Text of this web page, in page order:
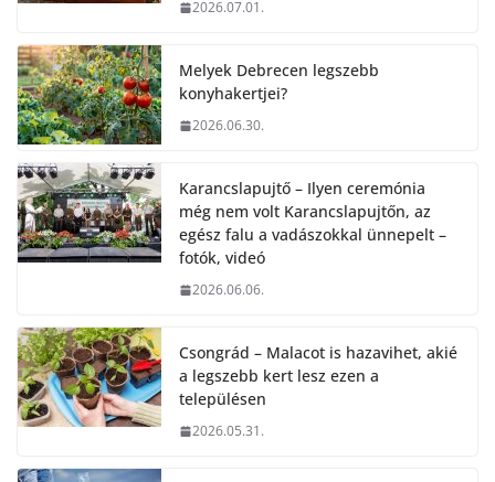
2026.07.01.
Melyek Debrecen legszebb
konyhakertjei?
2026.06.30.
Karancslapujtő – Ilyen ceremónia
még nem volt Karancslapujtőn, az
egész falu a vadászokkal ünnepelt –
fotók, videó
2026.06.06.
Csongrád – Malacot is hazavihet, akié
a legszebb kert lesz ezen a
településen
2026.05.31.